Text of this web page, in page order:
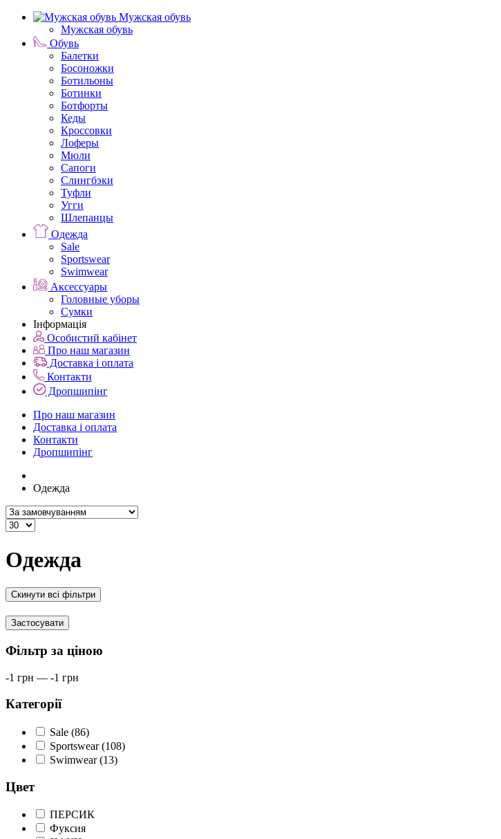
Мужская обувь
Мужская обувь
Обувь
Балетки
Босоножки
Ботильоны
Ботинки
Ботфорты
Кеды
Кроссовки
Лоферы
Мюли
Сапоги
Слингбэки
Туфли
Угги
Шлепанцы
Одежда
Sale
Sportswear
Swimwear
Аксессуары
Головные уборы
Сумки
Інформація
Особистий кабінет
Про наш магазин
Доставка і оплата
Контакти
Дропшипінг
Про наш магазин
Доставка і оплата
Контакти
Дропшипінг
Одежда
Одежда
Скинути всі фільтри
Застосувати
Фільтр за ціною
-1 грн — -1 грн
Категорії
Sale (86)
Sportswear (108)
Swimwear (13)
Цвет
ПЕРСИК
Фуксия